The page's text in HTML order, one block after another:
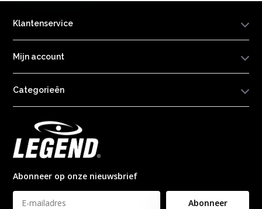
Klantenservice
Mijn account
Categorieën
Abonneer op onze nieuwsbrief
Abonneer